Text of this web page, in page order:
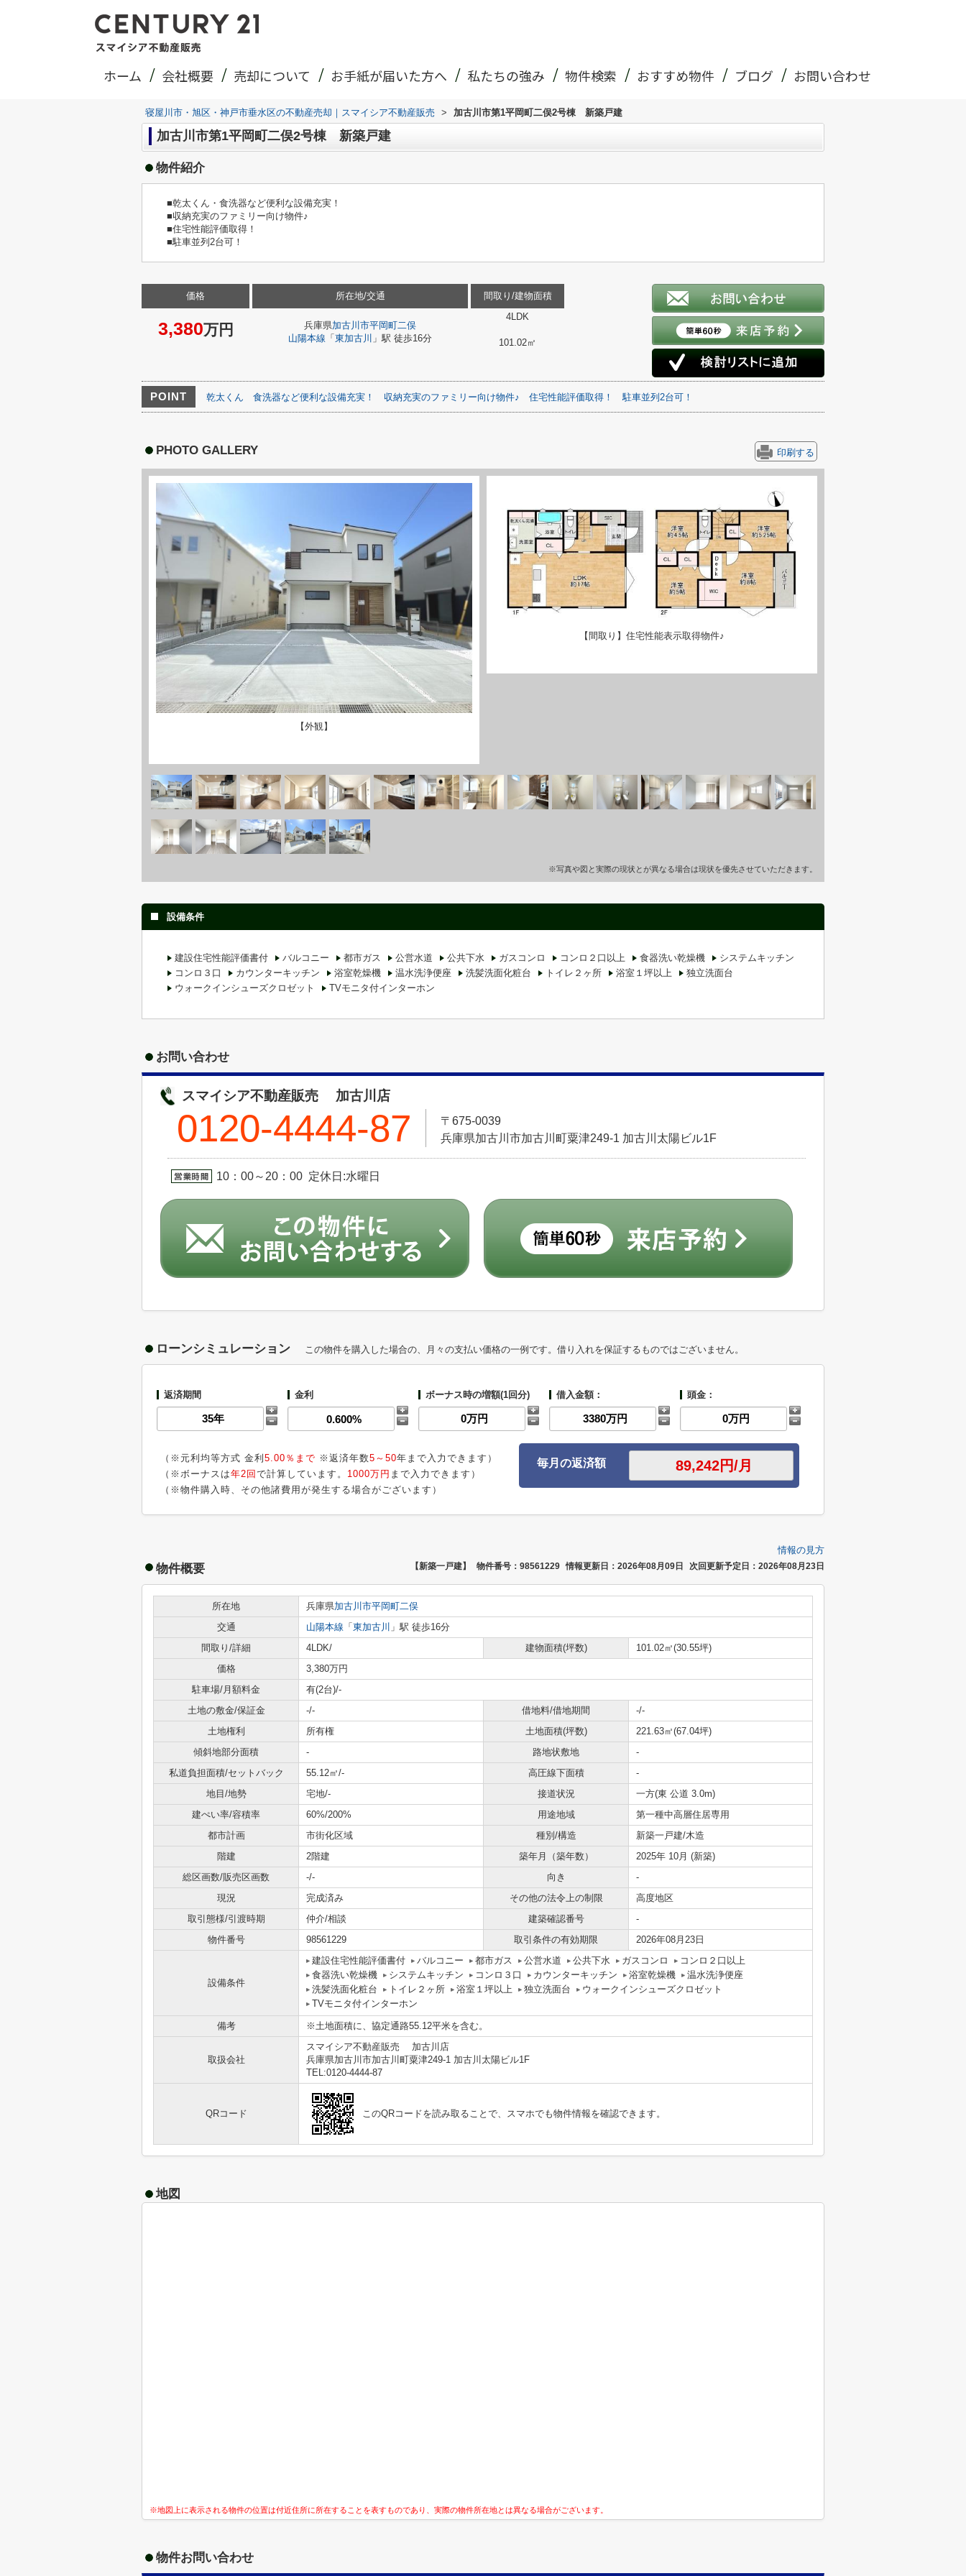
ホーム 会社概要 売却について お手紙が届いた方へ 私たちの強み 物件検索 おすすめ物件 ブログ お問い合わせ
寝屋川市・旭区・神戸市垂水区の不動産売却｜スマイシア不動産販売 > 加古川市第1平岡町二俣2号棟 新築戸建
加古川市第1平岡町二俣2号棟 新築戸建
物件紹介
■乾太くん・食洗器など便利な設備充実！
■収納充実のファミリー向け物件♪
■住宅性能評価取得！
■駐車並列2台可！
価格
3,380万円
所在地/交通
兵庫県加古川市平岡町二俣
山陽本線 「 東加古川 」駅 徒歩16分
間取り/建物面積
4LDK
101.02㎡
POINT 乾太くん 食洗器など便利な設備充実！ 収納充実のファミリー向け物件♪ 住宅性能評価取得！ 駐車並列2台可！
PHOTO GALLERY 印刷する
【外観】
【間取り】住宅性能表示取得物件♪
※写真や図と実際の現状とが異なる場合は現状を優先させていただきます。
設備条件
建設住宅性能評価書付 バルコニー 都市ガス 公営水道 公共下水 ガスコンロ コンロ２口以上 食器洗い乾燥機
システムキッチン
コンロ３口
カウンターキッチン 浴室乾燥機 温水洗浄便座 洗髪洗面化粧台 トイレ２ヶ所 浴室１坪以上
独立洗面台
ウォークインシューズクロゼット
TVモニタ付インターホン
お問い合わせ
スマイシア不動産販売 加古川店
0120-4444-87
〒675-0039
兵庫県加古川市加古川町粟津249-1 加古川太陽ビル1F
10：00～20：00 定休日:水曜日
ローンシミュレーション この物件を購入した場合の、月々の支払い価格の一例です。借り入れを保証するものではございません。
返済期間 金利 ボーナス時の増額(1回分) 借入金額： 頭金：
（※元利均等方式 金利 5.00％まで ※返済年数5～50年まで入力できます）
（※ボーナスは年2回 で計算しています。 1000万円 まで入力できます）
（※物件購入時、その他諸費用が発生する場合がございます）
毎月の返済額
情報の見方
物件概要 【新築一戸建】 物件番号：98561229 情報更新日：2026年08月09日 次回更新予定日：2026年08月23日
所在地 兵庫県加古川市平岡町二俣
交通
山陽本線 「 東加古川 」駅 徒歩16分
間取り/詳細
4LDK/ 建物面積(坪数)
101.02㎡(30.55坪)
価格
3,380万円
駐車場/月額料金
有(2台)/-
土地の敷金/保証金
-/- 借地料/借地期間
-/-
土地権利
所有権 土地面積(坪数)
221.63㎡(67.04坪)
傾斜地部分面積
- 路地状敷地
-
私道負担面積/セットバック
55.12㎡/- 高圧線下面積
-
地目/地勢
宅地/- 接道状況
一方(東 公道 3.0m)
建ぺい率/容積率
60%/200% 用途地域
第一種中高層住居専用
都市計画
市街化区域 種別/構造
新築一戸建/木造
階建
2階建 築年月（築年数）
2025年 10月 (新築)
総区画数/販売区画数
-/- 向き
-
現況
完成済み その他の法令上の制限
高度地区
取引態様/引渡時期
仲介/相談 建築確認番号
-
物件番号
98561229 取引条件の有効期限 2026年08月23日
設備条件
建設住宅性能評価書付 バルコニー 都市ガス 公営水道 公共下水 ガスコンロ
コンロ２口以上
食器洗い乾燥機
システムキッチン コンロ３口 カウンターキッチン 浴室乾燥機
温水洗浄便座
洗髪洗面化粧台
トイレ２ヶ所 浴室１坪以上 独立洗面台
ウォークインシューズクロゼット
TVモニタ付インターホン
備考 ※土地面積に、協定通路55.12平米を含む。
取扱会社
スマイシア不動産販売 加古川店
兵庫県加古川市加古川町粟津249-1 加古川太陽ビル1F
TEL:0120-4444-87
QRコード このQRコードを読み取ることで、スマホでも物件情報を確認できます。
地図
※地図上に表示される物件の位置は付近住所に所在することを表すものであり、実際の物件所在地とは異なる場合がございます。
物件お問い合わせ